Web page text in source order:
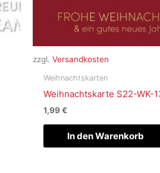
zzgl. Versandkosten
Weihnachtskarten
Weihnachtskarte S22-WK-
1,99€
In den Warenkorb